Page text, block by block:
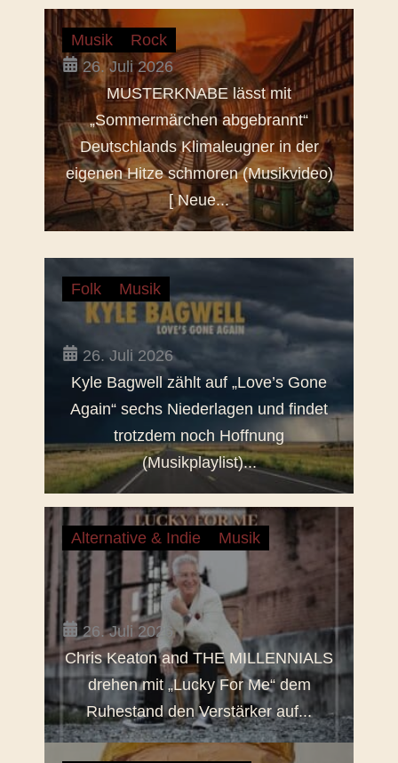
Musik
Rock
26. Juli 2026
MUSTERKNABE lässt mit
„Sommermärchen abgebrannt“
Deutschlands Klimaleugner in der
eigenen Hitze schmoren (Musikvideo)
[ Neue...
Folk Musik
26. Juli 2026
Kyle Bagwell zählt auf „Love’s Gone
Again“ sechs Niederlagen und findet
trotzdem noch Hoffnung
(Musikplaylist)...
Alternative & Indie Musik
26. Juli 2026
Chris Keaton and THE MILLENNIALS
drehen mit „Lucky For Me“ dem
Ruhestand den Verstärker auf...